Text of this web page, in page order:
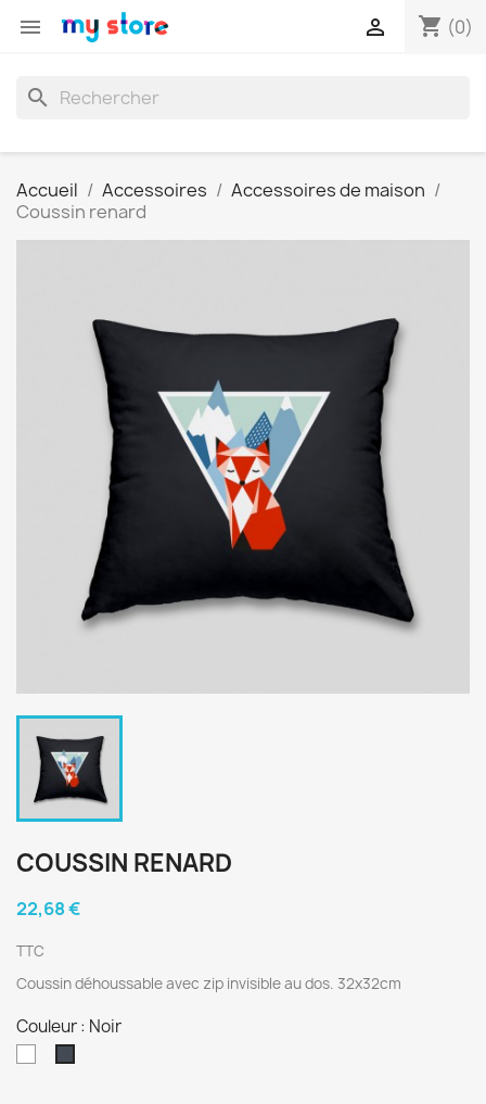
 shopping_cart (0)

search
Accueil Accessoires
Accessoires de maison
Coussin renard
COUSSIN RENARD
22,68 €
TTC
Coussin déhoussable avec zip invisible au dos. 32x32cm
Couleur : Noir